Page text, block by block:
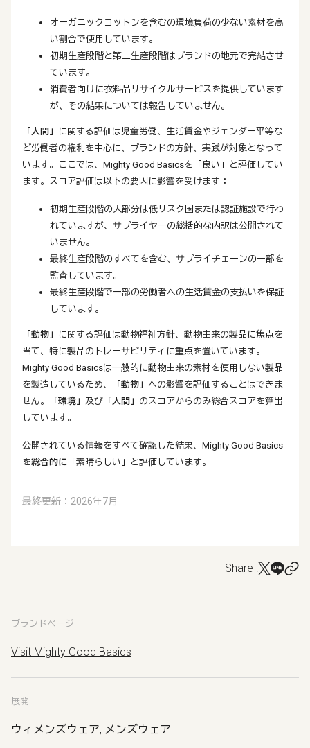
オーガニックコットンを含むの環境負荷の少ない素材を高
い割合で使用しています。
初期生産段階と第二生産段階はブランドの地元で完結させ
ています。
消費者向けに衣料品リサイクルサービスを提供しています
が、その結果については報告していません。
「人間」
に関する評価は児童労働、生活賃金やジェンダー平等な
ど労働者の権利を中心に、ブランドの方針、実践が対象となって
います。ここでは、Mighty Good Basicsを「良い」と評価してい
ます。スコア評価は以下の要因に影響を受けます：
初期生産段階の大部分は低リスク国または認証施設で行わ
れていますが、サプライヤーの総括的な内訳は公開されて
いません。
最終生産段階のすべてを含む、サプライチェーンの一部を
監査しています。
最終生産段階で一部の労働者への生活賃金の支払いを保証
しています。
「動物」
に関する評価は動物福祉方針、動物由来の製品に焦点を
当て、特に製品のトレーサビリティに重点を置いています。
Mighty Good Basicsは一般的に動物由来の素材を使用しない製品
を製造しているため、
「動物」 への影響を評価することはできま
せん。
「環境」 及び 「人間」 のスコアからのみ総合スコアを算出
しています。
公開されている情報をすべて確認した結果、Mighty Good Basics
を総合的に 「素晴らしい」と評価しています。
最終更新：2026年7月
Share :
ブランドページ
Visit Mighty Good Basics
展開
ウィメンズウェア, メンズウェア